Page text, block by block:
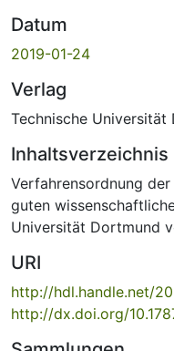
Datum
2019-01-24
Verlag
Technische Universität
Inhaltsverzeichnis
Verfahrensordnung
guten
Universität Dortmund
URI
http://hdl.handle.net/
http://dx.doi.org/